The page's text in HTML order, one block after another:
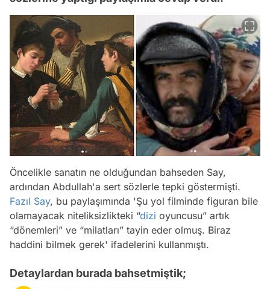
Öncelikle sanatın ne olduğundan bahseden Say,
ardından Abdullah'a sert sözlerle tepki göstermişti.
Fazıl Say, bu paylaşımında 'Şu yol filminde figuran bile
olamayacak niteliksizlikteki “dizi oyuncusu” artık
“dönemleri” ve “milatları” tayin eder olmuş. Biraz
haddini bilmek gerek' ifadelerini kullanmıştı.
Detaylardan burada bahsetmiştik;